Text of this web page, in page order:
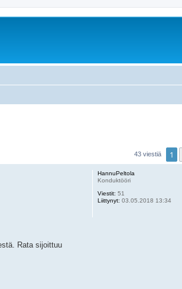
43 viestiä 1
HannuPeltola
Konduktööri
Viestit: 51
Liittynyt: 03.05.2018 13:34
Rata sijoittuu